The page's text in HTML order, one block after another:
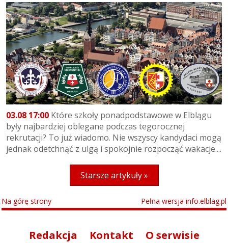
03.08 17:00 Które szkoły ponadpodstawowe w Elblągu
były najbardziej oblegane podczas tegorocznej
rekrutacji? To już wiadomo. Nie wszyscy kandydaci mogą
jednak odetchnąć z ulgą i spokojnie rozpocząć wakacje....
Starsze artykuły »
Na górę strony Pełna wersja info.elblag.pl
Redakcja Kontakt O serwisie